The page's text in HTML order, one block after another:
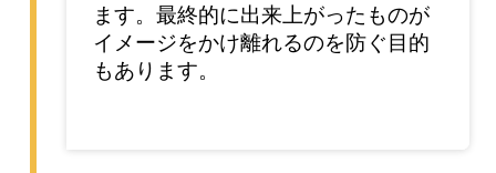
ます。最終的に出来上がったものが
イメージをかけ離れるのを防ぐ目的
もあります。